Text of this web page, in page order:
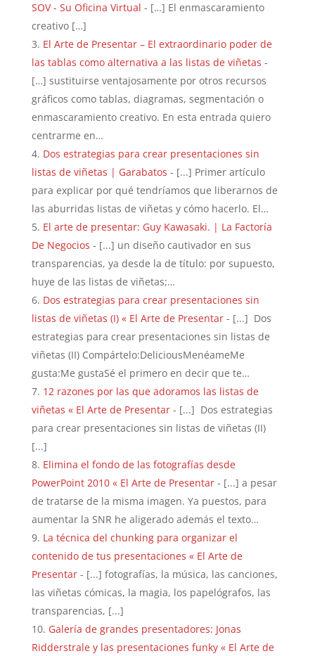
SOV - Su Oficina Virtual - […] El enmascaramiento
creativo […]
El Arte de Presentar – El extraordinario poder de
las tablas como alternativa a las listas de viñetas -
[…] sustituirse ventajosamente por otros recursos
gráficos como tablas, diagramas, segmentación o
enmascaramiento creativo. En esta entrada quiero
centrarme en…
Dos estrategias para crear presentaciones sin
listas de viñetas | Garabatos - [...] Primer artículo
para explicar por qué tendríamos que liberarnos de
las aburridas listas de viñetas y cómo hacerlo. El…
El arte de presentar: Guy Kawasaki. | La Factoría
De Negocios - [...] un diseño cautivador en sus
transparencias, ya desde la de título: por supuesto,
huye de las listas de viñetas;…
Dos estrategias para crear presentaciones sin
listas de viñetas (I) « El Arte de Presentar- [...] Dos
estrategias para crear presentaciones sin listas de
viñetas (II) Compártelo:DeliciousMenéameMe
gusta:Me gustaSé el primero en decir que te…
12 razones por las que adoramos las listas de
viñetas « El Arte de Presentar- [...] Dos estrategias
para crear presentaciones sin listas de viñetas (II)
[...]
Elimina el fondo de las fotografías desde
PowerPoint 2010 « El Arte de Presentar- [...] a pesar
de tratarse de la misma imagen. Ya puestos, para
aumentar la SNR he aligerado además el texto…
La técnica del chunking para organizar el
contenido de tus presentaciones « El Arte de
Presentar- [...] fotografías, la música, las canciones,
las viñetas cómicas, la magia, los papelógrafos, las
transparencias, [...]
Galería de grandes presentadores: Jonas
Ridderstrale y las presentaciones funky « El Arte de